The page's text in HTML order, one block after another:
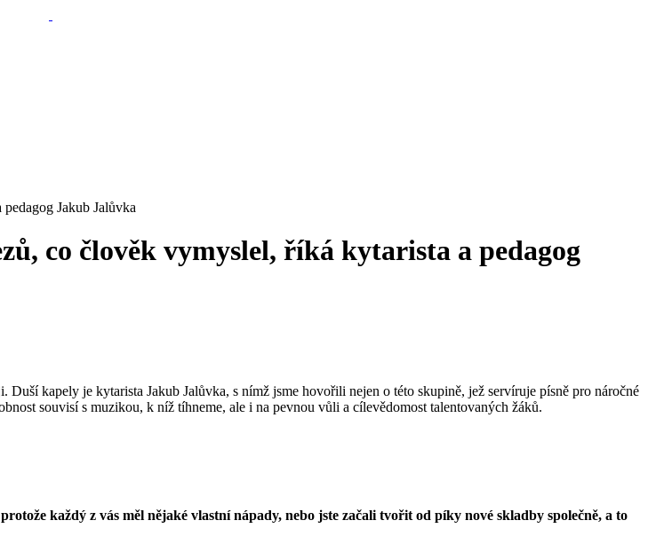
Jakub Jalůvka
co člověk vymyslel, říká kytarista a pedagog
kapely je kytarista Jakub Jalůvka, s nímž jsme hovořili nejen o této skupině, jež servíruje písně pro náročné
souvisí s muzikou, k níž tíhneme, ale i na pevnou vůli a cílevědomost talentovaných žáků.
každý z vás měl nějaké vlastní nápady, nebo jste začali tvořit od píky nové skladby společně, a to